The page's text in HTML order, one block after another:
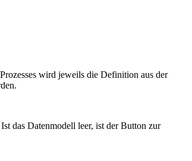
wird jeweils die Definition aus der
das Datenmodell leer, ist der Button zur